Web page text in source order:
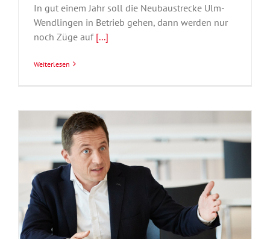
In gut einem Jahr soll die Neubaustrecke Ulm-
Wendlingen in Betrieb gehen, dann werden nur
noch Züge auf [...]
Weiterlesen